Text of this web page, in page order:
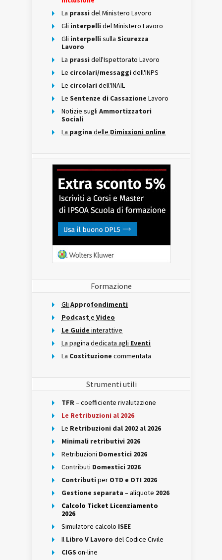
La prassi del Ministero Lavoro
Gli interpelli del Ministero Lavoro
Gli interpelli sulla Sicurezza
Lavoro
La prassi dell'Ispettorato Lavoro
Le circolari/messaggi dell'INPS
Le circolari dell'INAIL
Le Sentenze di Cassazione Lavoro
Notizie sugli Ammortizzatori
Sociali
La pagina delle Dimissioni online
Formazione
Gli Approfondimenti
Podcast e Video
Le Guide interattive
La pagina dedicata agli Eventi
La Costituzione commentata
Strumenti utili
TFR– coefficiente rivalutazione
Le Retribuzioni al 2026
Le Retribuzioni dal 2002 al 2026
Minimali retributivi 2026
Retribuzioni Domestici 2026
Contributi Domestici 2026
Contributi per OTD e OTI 2026
Gestione separata – aliquote 2026
Calcolo Ticket Licenziamento
2026
Simulatore calcolo ISEE
Il Libro V Lavoro del Codice Civile
CIGS on-line